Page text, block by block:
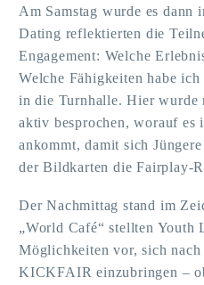
Am Samstag wurde es dann
Dating reflektierten die
Engagement: Welche
Welche Fähigkeiten habe
in die Turnhalle. Hier wurde
aktiv besprochen, worauf
ankommt, damit sich
der Bildkarten die Fairplay-
Der Nachmittag stand im
„World Café“ stellten Youth
Möglichkeiten vor, sich
KICKFAIR einzubringen –